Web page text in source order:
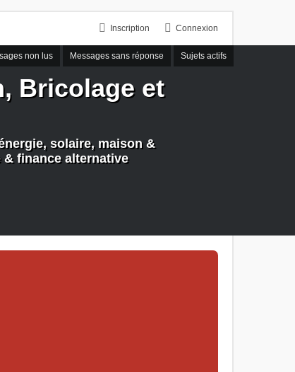
Connexion
Inscription
non lus Messages sans réponse Sujets actifs
Bricolage et
solaire, maison &
finance alternative